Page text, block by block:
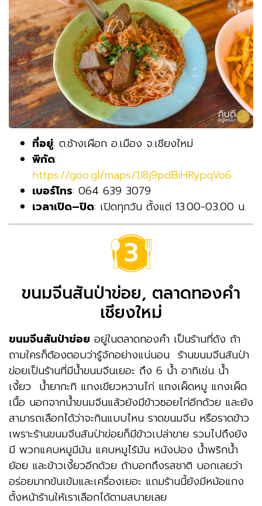
ที่อยู่: ต.ช้างเผือก อ.เมือง จ.เชียงใหม่
พิกัด:
https://goo.gl/maps/1J8j9pdBiHRypqVo6
เบอร์โทร: 064 639 3079
เวลาเปิด–ปิด: เปิดทุกวัน ตั้งแต่ 13.00-03.00 น.
ขนมจีนสันป่าข่อย, ตลาดทองคำ
เชียงใหม่
ขนมจีนสันป่าข่อย อยู่ในตลาดทองคำ เป็นร้านที่ดัง ถ้า
ถามใครก็ต้องตอบว่ารู้จักอย่างแน่นอน ร้านขนมจีนสันป่า
ข่อยเป็นร้านที่มีน้ำขนมจีนเยอะ ถึง 6 น้ำ อาทิเช่น น้ำ
เงี้ยว น้ำยากะทิ แกงเขียวหวานไก่ แกงเผ็ดหมู แกงเผ็ด
เนื้อ นอกจากน้ำขนมจีนแล้วยังมีข้าวซอยไก่อีกด้วย และยัง
สามารถเลือกได้ว่าจะกินแบบไหน ราดขนมจีน หรือราดข้าว
เพราะร้านขนมจีนสันป่าข่อยก็มีข้าวเปล่าขาย รวมไปถึงยัง
มี พวกแคบหมูมีมัน แคบหมูไร้มัน หนังปอง น้ำพริกน้ำ
ย้อย และข้าวเงี้ยวอีกด้วย ถ้าบอกถึงรสชาติ บอกเลยว่า
อร่อยมากข้นเข้มและเครื่องเยอะ แถมร้านนี้ยังมีหม้อแกง
ตั้งหน้าร้านให้เราเลือกได้ตามสบายเลย